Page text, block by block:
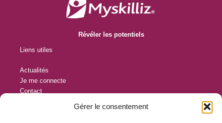
Gérer le consentement
Révéler les potentiels
Liens utiles
Actualités
Je me connecte
Contact